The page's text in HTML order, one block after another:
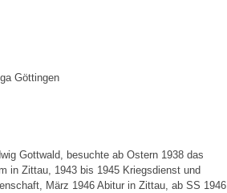
Göttingen
Gottwald, besuchte ab Ostern 1938 das
in Zittau, 1943 bis 1945 Kriegsdienst und
März 1946 Abitur in Zittau, ab SS 1946